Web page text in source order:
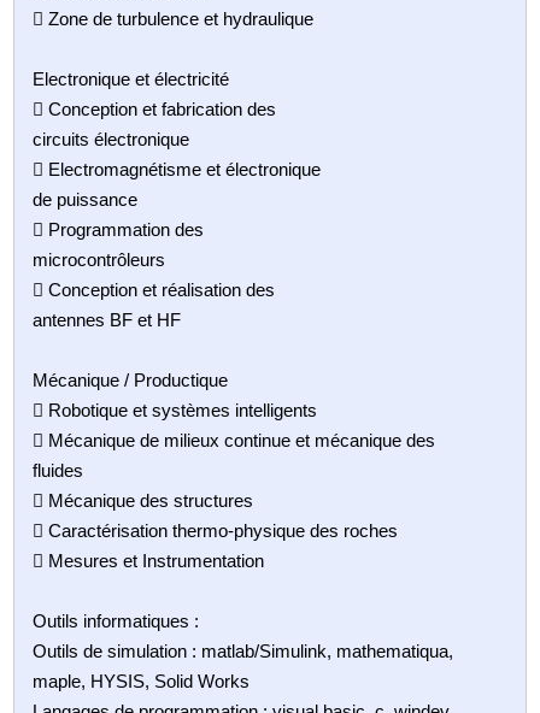
 Zone de turbulence et hydraulique
Electronique et électricité
 Conception et fabrication des
circuits électronique
 Electromagnétisme et électronique
de puissance
 Programmation des
microcontrôleurs
 Conception et réalisation des
antennes BF et HF
Mécanique / Productique
 Robotique et systèmes intelligents
 Mécanique de milieux continue et mécanique des
fluides
 Mécanique des structures
 Caractérisation thermo-physique des roches
 Mesures et Instrumentation
Outils informatiques :
Outils de simulation : matlab/Simulink, mathematiqua,
maple, HYSIS, Solid Works